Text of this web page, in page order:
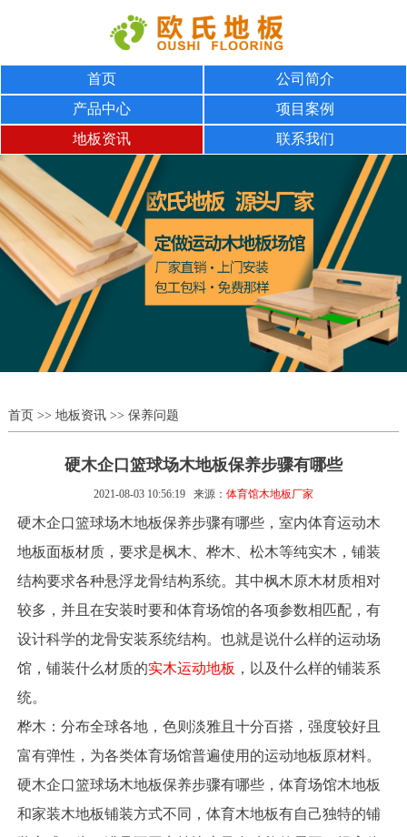
首页
公司简介
产品中心
项目案例
地板资讯
联系我们
首页>> 地板资讯>> 保养问题
硬木企口篮球场木地板保养步骤有哪些
2021-08-03 10:56:19 来源： 体育馆木地板厂家
硬木企口篮球场木地板保养步骤有哪些，室内体育运动木
地板面板材质，要求是枫木、桦木、松木等纯实木，铺装
结构要求各种悬浮龙骨结构系统。其中枫木原木材质相对
较多，并且在安装时要和体育场馆的各项参数相匹配，有
设计科学的龙骨安装系统结构。也就是说什么样的运动场
馆，铺装什么材质的实木运动地板 ，以及什么样的铺装系
统。
桦木：分布全球各地，色则淡雅且十分百搭，强度较好且
富有弹性，为各类体育场馆普遍使用的运动地板原材料。
硬木企口篮球场木地板保养步骤有哪些，体育场馆木地板
和家装木地板铺装方式不同，体育木地板有自己独特的铺